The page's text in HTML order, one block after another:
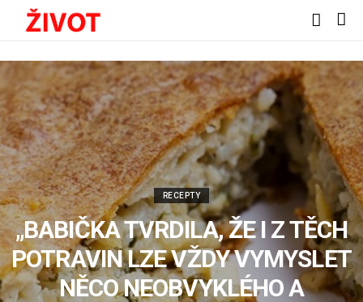
RECEPTY
„BABIČKA TVRDILA, ŽE I Z TĚCH
POTRAVIN LZE VŽDY VYMYSLET
NĚCO NEOBVYKLÉHO A